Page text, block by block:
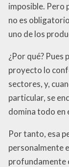
imposible. Pero
no es
uno de los
¿Por qué? Pues
proyecto lo
sectores, y,
particular, se
domina todo en
Por tanto, esa
personalmente
profundamente